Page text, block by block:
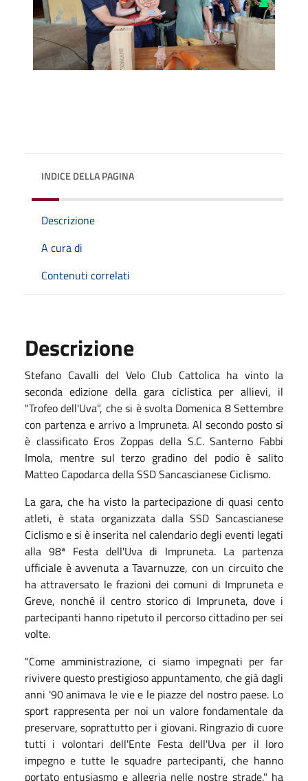
INDICE DELLA PAGINA
Descrizione
A cura di
Contenuti correlati
Descrizione
Stefano Cavalli del Velo Club Cattolica ha vinto la
seconda edizione della gara ciclistica per allievi, il
"Trofeo dell'Uva", che si è svolta Domenica 8 Settembre
con partenza e arrivo a Impruneta. Al secondo posto si
è classificato Eros Zoppas della S.C. Santerno Fabbi
Imola, mentre sul terzo gradino del podio è salito
Matteo Capodarca della SSD Sancascianese Ciclismo.
La gara, che ha visto la partecipazione di quasi cento
atleti, è stata organizzata dalla SSD Sancascianese
Ciclismo e si è inserita nel calendario degli eventi legati
alla 98ª Festa dell'Uva di Impruneta. La partenza
ufficiale è avvenuta a Tavarnuzze, con un circuito che
ha attraversato le frazioni dei comuni di Impruneta e
Greve, nonché il centro storico di Impruneta, dove i
partecipanti hanno ripetuto il percorso cittadino per sei
volte.
"Come amministrazione, ci siamo impegnati per far
rivivere questo prestigioso appuntamento, che già dagli
anni '90 animava le vie e le piazze del nostro paese. Lo
sport rappresenta per noi un valore fondamentale da
preservare, soprattutto per i giovani. Ringrazio di cuore
tutti i volontari dell'Ente Festa dell'Uva per il loro
impegno e tutte le squadre partecipanti, che hanno
portato entusiasmo e allegria nelle nostre strade," ha